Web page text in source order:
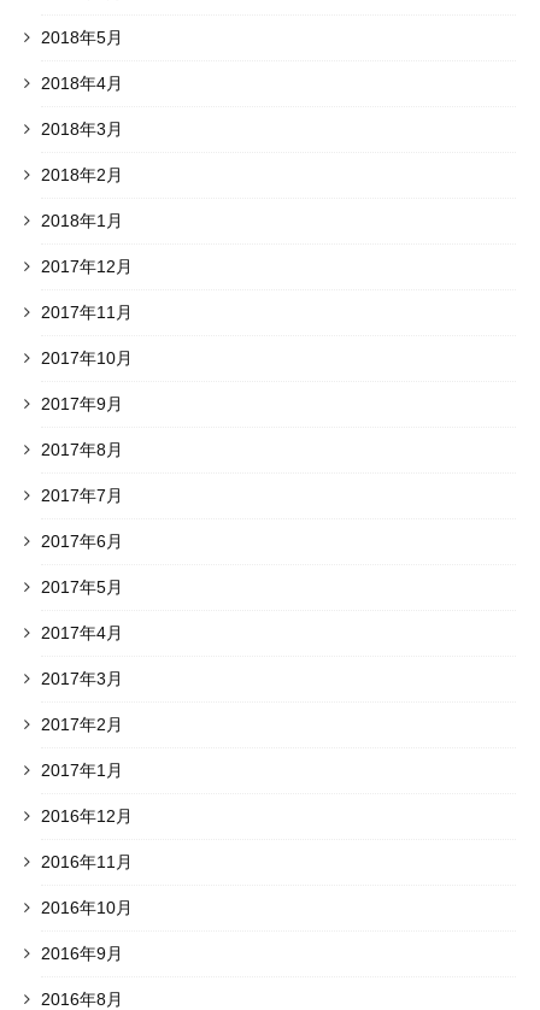
2018年5月
2018年4月
2018年3月
2018年2月
2018年1月
2017年12月
2017年11月
2017年10月
2017年9月
2017年8月
2017年7月
2017年6月
2017年5月
2017年4月
2017年3月
2017年2月
2017年1月
2016年12月
2016年11月
2016年10月
2016年9月
2016年8月